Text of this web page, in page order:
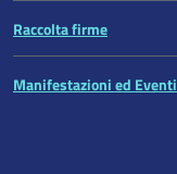
Raccolta firme
Manifestazioni ed Eventi